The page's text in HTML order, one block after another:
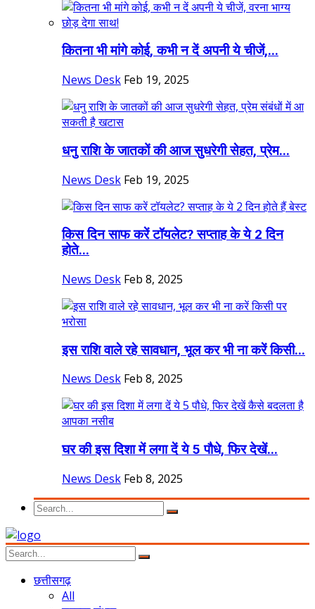
कितना भी मांगे कोई, कभी न दें अपनी ये चीजें,...
News Desk Feb 19, 2025
धनु राशि के जातकों की आज सुधरेगी सेहत, प्रेम...
News Desk Feb 19, 2025
किस दिन साफ करें टॉयलेट? सप्ताह के ये 2 दिन
होते...
News Desk Feb 8, 2025
इस राशि वाले रहे सावधान, भूल कर भी ना करें किसी...
News Desk Feb 8, 2025
घर की इस दिशा में लगा दें ये 5 पौधे, फिर देखें...
News Desk Feb 8, 2025
छत्तीसगढ़
All